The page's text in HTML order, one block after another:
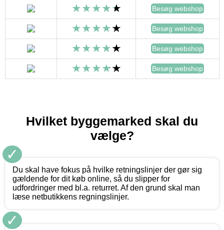
Besøg webshop
Besøg webshop
Besøg webshop
Besøg webshop
Hvilket byggemarked skal du
vælge?
✓
Du skal have fokus på hvilke retningslinjer der gør sig
gældende for dit køb online, så du slipper for
udfordringer med bl.a. returret. Af den grund skal man
læse netbutikkens regningslinjer.
✓